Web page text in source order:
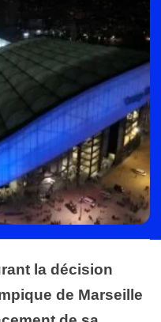
la décision
de Marseille